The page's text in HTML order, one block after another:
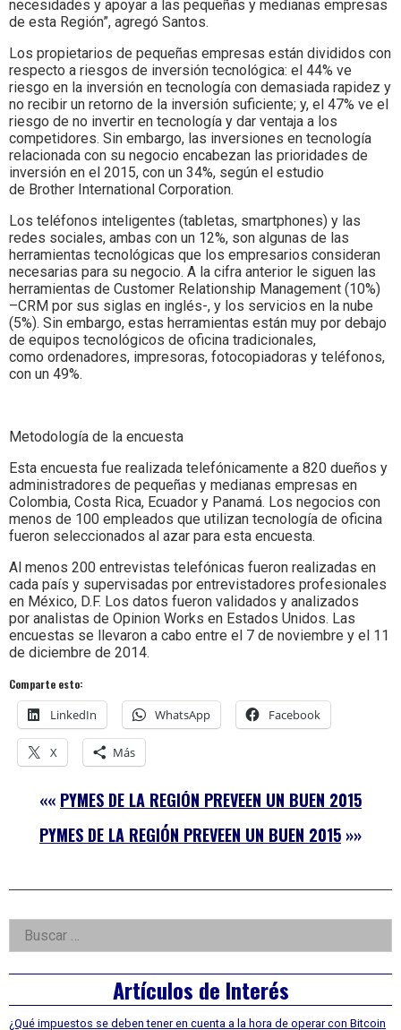
necesidades y apoyar a las pequeñas y medianas empresas
de esta Región”, agregó Santos.
Los propietarios de pequeñas empresas están divididos con
respecto a riesgos de inversión tecnológica: el 44% ve
riesgo en la inversión en tecnología con demasiada rapidez y
no recibir un retorno de la inversión suficiente; y, el 47% ve el
riesgo de no invertir en tecnología y dar ventaja a los
competidores. Sin embargo, las inversiones en tecnología
relacionada con su negocio encabezan las prioridades de
inversión en el 2015, con un 34%, según el estudio
de Brother International Corporation.
Los teléfonos inteligentes (tabletas, smartphones) y las
redes sociales, ambas con un 12%, son algunas de las
herramientas tecnológicas que los empresarios consideran
necesarias para su negocio. A la cifra anterior le siguen las
herramientas de Customer Relationship Management (10%)
–CRM por sus siglas en inglés-, y los servicios en la nube
(5%). Sin embargo, estas herramientas están muy por debajo
de equipos tecnológicos de oficina tradicionales,
como ordenadores, impresoras, fotocopiadoras y teléfonos,
con un 49%.
Metodología de la encuesta
Esta encuesta fue realizada telefónicamente a 820 dueños y
administradores de pequeñas y medianas empresas en
Colombia, Costa Rica, Ecuador y Panamá. Los negocios con
menos de 100 empleados que utilizan tecnología de oficina
fueron seleccionados al azar para esta encuesta.
Al menos 200 entrevistas telefónicas fueron realizadas en
cada país y supervisadas por entrevistadores profesionales
en México, D.F. Los datos fueron validados y analizados
por analistas de Opinion Works en Estados Unidos. Las
encuestas se llevaron a cabo entre el 7 de noviembre y el 11
de diciembre de 2014.
Comparte esto:
LinkedIn WhatsApp Facebook
X Más
«« PYMES DE LA REGIÓN PREVEEN UN BUEN 2015
PYMES DE LA REGIÓN PREVEEN UN BUEN 2015 »»
Right
Asides
Buscar:
Artículos de Interés
¿Qué impuestos se deben tener en cuenta a la hora de operar con Bitcoin